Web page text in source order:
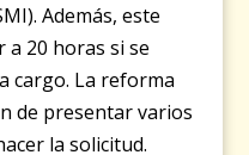
Además, este
20 horas si se
cargo. La reforma
de presentar varios
la solicitud.